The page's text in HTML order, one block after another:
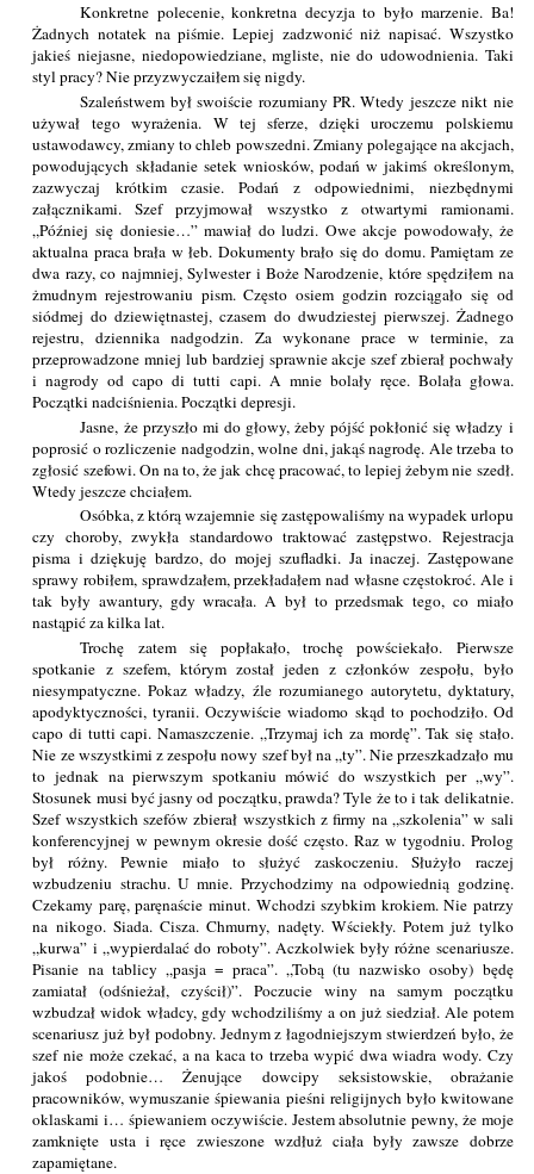
Konkretne polecenie, konkretna decyzja to było marzenie. Ba!
Żadnych notatek na piśmie. Lepiej zadzwonić niż napisać. Wszystko
jakieś niejasne, niedopowiedziane, mgliste, nie do udowodnienia. Taki
styl pracy? Nie przyzwyczaiłem się nigdy.
Szaleństwem był swoiście rozumiany PR. Wtedy jeszcze nikt nie
używał tego wyrażenia. W tej sferze, dzięki uroczemu polskiemu
ustawodawcy, zmiany to chleb powszedni. Zmiany polegające na akcjach,
powodujących składanie setek wniosków, podań w jakimś określonym,
zazwyczaj krótkim czasie. Podań z odpowiednimi, niezbędnymi
załącznikami. Szef przyjmował wszystko z otwartymi ramionami.
„Później się doniesie…” mawiał do ludzi. Owe akcje powodowały, że
aktualna praca brała w łeb. Dokumenty brało się do domu. Pamiętam ze
dwa razy, co najmniej, Sylwester i Boże Narodzenie, które spędziłem na
żmudnym rejestrowaniu pism. Często osiem godzin rozciągało się od
siódmej do dziewiętnastej, czasem do dwudziestej pierwszej. Żadnego
rejestru, dziennika nadgodzin. Za wykonane prace w terminie, za
przeprowadzone mniej lub bardziej sprawnie akcje szef zbierał pochwały
i nagrody od capo di tutti capi. A mnie bolały ręce. Bolała głowa.
Początki nadciśnienia. Początki depresji.
Jasne, że przyszło mi do głowy, żeby pójść pokłonić się władzy i
poprosić o rozliczenie nadgodzin, wolne dni, jakąś nagrodę. Ale trzeba to
zgłosić szefowi. On na to, że jak chcę pracować, to lepiej żebym nie szedł.
Wtedy jeszcze chciałem.
Osóbka, z którą wzajemnie się zastępowaliśmy na wypadek urlopu
czy choroby, zwykła standardowo traktować zastępstwo. Rejestracja
pisma i dziękuję bardzo, do mojej szufladki. Ja inaczej. Zastępowane
sprawy robiłem, sprawdzałem, przekładałem nad własne częstokroć. Ale i
tak były awantury, gdy wracała. A był to przedsmak tego, co miało
nastąpić za kilka lat.
Trochę zatem się popłakało, trochę powściekało. Pierwsze
spotkanie z szefem, którym został jeden z członków zespołu, było
niesympatyczne. Pokaz władzy, źle rozumianego autorytetu, dyktatury,
apodyktyczności, tyranii. Oczywiście wiadomo skąd to pochodziło. Od
capo di tutti capi. Namaszczenie. „Trzymaj ich za mordę”. Tak się stało.
Nie ze wszystkimi z zespołu nowy szef był na „ty”. Nie przeszkadzało mu
to jednak na pierwszym spotkaniu mówić do wszystkich per „wy”.
Stosunek musi być jasny od początku, prawda? Tyle że to i tak delikatnie.
Szef wszystkich szefów zbierał wszystkich z firmy na „szkolenia” w sali
konferencyjnej w pewnym okresie dość często. Raz w tygodniu. Prolog
był różny. Pewnie miało to służyć zaskoczeniu. Służyło raczej
wzbudzeniu strachu. U mnie. Przychodzimy na odpowiednią godzinę.
Czekamy parę, paręnaście minut. Wchodzi szybkim krokiem. Nie patrzy
na nikogo. Siada. Cisza. Chmurny, nadęty. Wściekły. Potem już tylko
„kurwa” i „wypierdalać do roboty”. Aczkolwiek były różne scenariusze.
Pisanie na tablicy „pasja = praca”. „Tobą (tu nazwisko osoby) będę
zamiatał (odśnieżał, czyścił)”. Poczucie winy na samym początku
wzbudzał widok władcy, gdy wchodziliśmy a on już siedział. Ale potem
scenariusz już był podobny. Jednym z łagodniejszym stwierdzeń było, że
szef nie może czekać, a na kaca to trzeba wypić dwa wiadra wody. Czy
jakoś podobnie… Żenujące dowcipy seksistowskie, obrażanie
pracowników, wymuszanie śpiewania pieśni religijnych było kwitowane
oklaskami i… śpiewaniem oczywiście. Jestem absolutnie pewny, że moje
zamknięte usta i ręce zwieszone wzdłuż ciała były zawsze dobrze
zapamiętane.